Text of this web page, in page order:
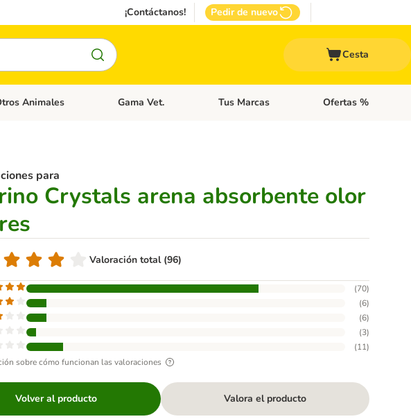
¡Contáctanos! Pedir de nuevo
Cesta
Gatos
de categoria abierto: Accesorios Gatos
Animales Menú de categoria abierto: Otros Animales
Gama Vet. Menú de categoria abierto: Gama Vet.
Tus Marcas Menú de categoria
Ofertas %
para
Crystals arena absorbente olor
Valoración total (96)
(70)
(6)
(6)
(3)
(11)
sobre cómo funcionan las valoraciones
Volver al producto Valora el producto